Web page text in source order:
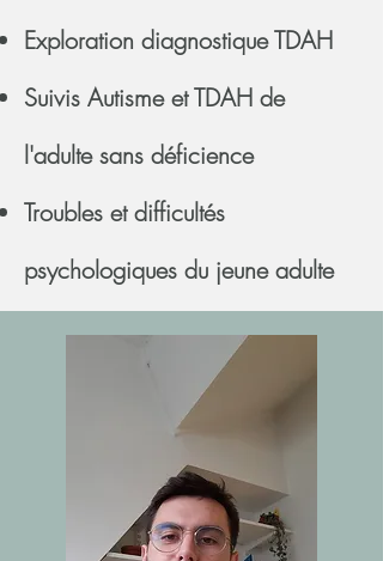
Exploration diagnostique TDAH
Suivis Autisme et TDAH de
l'adulte sans déficience
Troubles et difficultés
psychologiques du jeune adulte